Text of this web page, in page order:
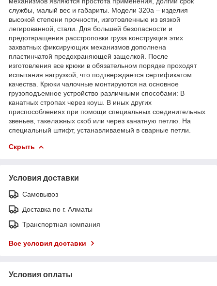
службы, малый вес и габариты. Модели 320а – изделия
высокой степени прочности, изготовленные из вязкой
легированной, стали. Для большей безопасности и
предотвращения расстроповки груза конструкция этих
захватных фиксирующих механизмов дополнена
пластинчатой предохраняющей защелкой. После
изготовления все крюки в обязательном порядке проходят
испытания нагрузкой, что подтверждается сертификатом
качества. Крюки чалочные монтируются на основное
грузоподъемное устройство различными способами: В
канатных стропах через коуш. В иных других
приспособлениях при помощи специальных соединительных
звеньев, такелажных скоб или через канатную петлю. На
специальный штифт, устанавливаемый в сварные петли.
Скрыть
Условия доставки
Самовывоз
Доставка по г. Алматы
Транспортная компания
Все условия доставки
Условия оплаты